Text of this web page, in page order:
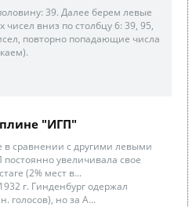
39. Далее берем левые
вниз по столбцу 6: 39, 95,
повторно попадающие числа
"ИГП"
в сравнении с другими левыми
увеличивала свое
(2% мест в...
г. Гинденбург одержал
голосов), но за А...